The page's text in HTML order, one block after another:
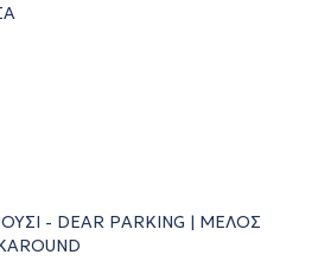
- DEAR PARKING | ΜΕΛΟΣ